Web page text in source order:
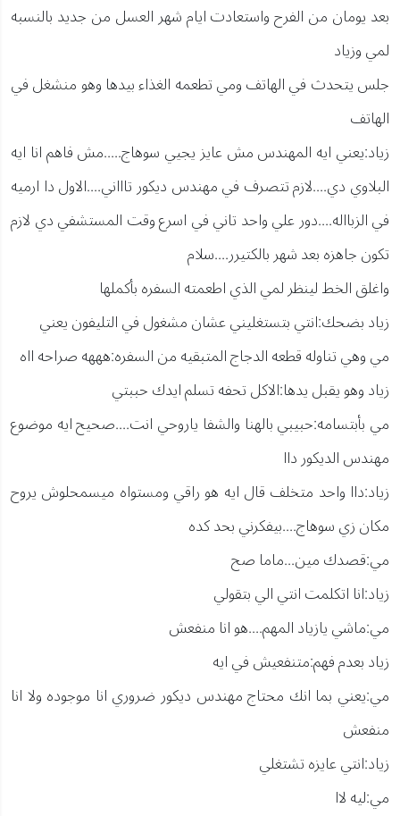
بعد يومان من الفرح واستعادت ايام شهر العسل من جديد بالنسبه
لمي وزياد
جلس يتحدث في الهاتف ومي تطعمه الغذاء بيدها وهو منشغل في
الهاتف
زياد:يعني ايه المهندس مش عايز يجيي سوهاج.....مش فاهم انا ايه
البلاوي دي....لازم تتصرف في مهندس ديكور تاااني....الاول دا ارميه
في الزبااله....دور علي واحد تاني في اسرع وقت المستشفي دي لازم
تكون جاهزه بعد شهر بالكتيرر....سلام
واغلق الخط لينظر لمي الذي اطعمته السفره بأكملها
زياد بضحك:انتي بتستغليني عشان مشغول في التليفون يعني
مي وهي تناوله قطعه الدجاج المتبقيه من السفره:هههه صراحه ااه
زياد وهو يقبل يدها:الاكل تحفه تسلم ايدك حببتي
مي بأبتسامه:حبيبي بالهنا والشفا ياروحي انت....صحيح ايه موضوع
مهندس الديكور داا
زياد:داا واحد متخلف قال ايه هو راقي ومستواه ميسمحلوش يروح
مكان زي سوهاج....بيفكرني بحد كده
مي:قصدك مين...ماما صح
زياد:انا اتكلمت انتي الي بتقولي
مي:ماشي يازياد المهم....هو انا منفعش
زياد بعدم فهم:متنفعيش في ايه
مي:يعني بما انك محتاج مهندس ديكور ضروري انا موجوده ولا انا
منفعش
زياد:انتي عايزه تشتغلي
مي:ليه لاا